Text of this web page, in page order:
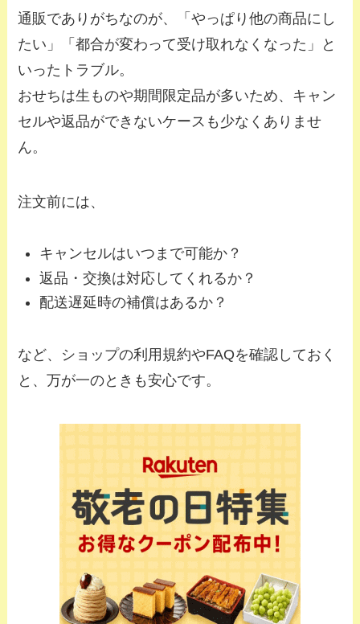
通販でありがちなのが、「やっぱり他の商品にし
たい」「都合が変わって受け取れなくなった」と
いったトラブル。
おせちは生ものや期間限定品が多いため、キャン
セルや返品ができないケースも少なくありませ
ん。
注文前には、
キャンセルはいつまで可能か？
返品・交換は対応してくれるか？
配送遅延時の補償はあるか？
など、ショップの利用規約やFAQを確認しておく
と、万が一のときも安心です。